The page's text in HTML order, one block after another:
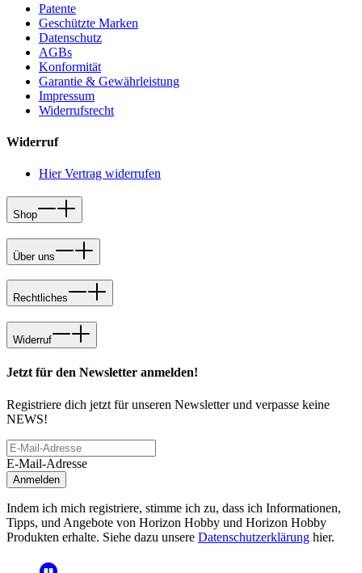
Patente
Geschützte Marken
Datenschutz
AGBs
Konformität
Garantie & Gewährleistung
Impressum
Widerrufsrecht
Widerruf
Hier Vertrag widerrufen
Shop
Über uns
Rechtliches
Widerruf
Jetzt für den Newsletter anmelden!
Registriere dich jetzt für unseren Newsletter und verpasse keine
NEWS!
E-Mail-Adresse
Anmelden
Indem ich mich registriere, stimme ich zu, dass ich Informationen,
Tipps, und Angebote von Horizon Hobby und Horizon Hobby
Produkten erhalte. Siehe dazu unsere Datenschutzerklärung hier.